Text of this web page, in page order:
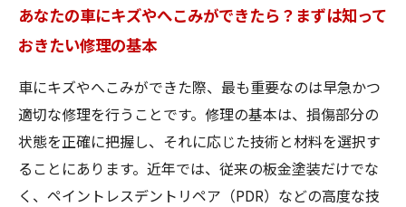
長持ちさせるポイント
完璧な仕上がりで新車の輝きを取り戻す―車修
理の技術の未来
車のキズやへこみに悩むあなたへ：修理技術が
もたらす安心感
車修理のプロに任せる理由とは？価値ある美し
い仕上がりを実現する秘訣
あなたの車にキズやへこみができたら？まずは知って
おきたい修理の基本
車にキズやへこみができた際、最も重要なのは早急かつ
適切な修理を行うことです。修理の基本は、損傷部分の
状態を正確に把握し、それに応じた技術と材料を選択す
ることにあります。近年では、従来の板金塗装だけでな
く、ペイントレスデントリペア（PDR）などの高度な技